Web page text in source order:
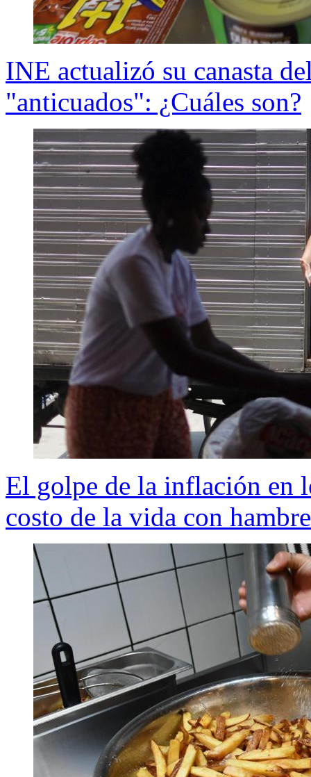
INE actualizó su canasta
"anticuados": ¿Cuáles son?
El golpe de la inflación en
costo de la vida con